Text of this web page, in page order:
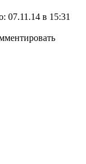
07.11.14 в 15:31